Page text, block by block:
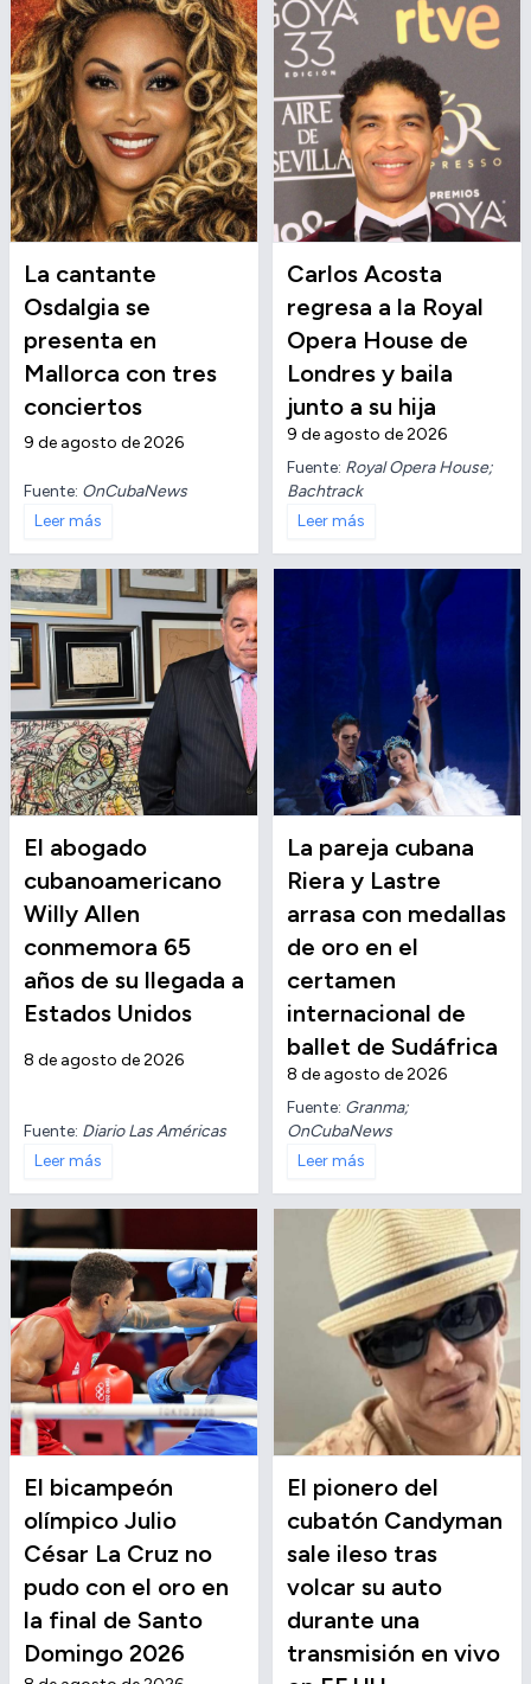
La cantante
Osdalgia se
presenta en
Mallorca con tres
conciertos
9 de agosto de 2026
Fuente: OnCubaNews
Leer más
Carlos Acosta
regresa a la Royal
Opera House de
Londres y baila
junto a su hija
9 de agosto de 2026
Fuente: Royal Opera House;
Bachtrack
Leer más
El abogado
cubanoamericano
Willy Allen
conmemora 65
años de su llegada a
Estados Unidos
8 de agosto de 2026
Fuente: Diario Las Américas
Leer más
La pareja cubana
Riera y Lastre
arrasa con medallas
de oro en el
certamen
internacional de
ballet de Sudáfrica
8 de agosto de 2026
Fuente: Granma;
OnCubaNews
Leer más
El bicampeón
olímpico Julio
César La Cruz no
pudo con el oro en
la final de Santo
Domingo 2026
El pionero del
cubatón Candyman
sale ileso tras
volcar su auto
durante una
transmisión en vivo